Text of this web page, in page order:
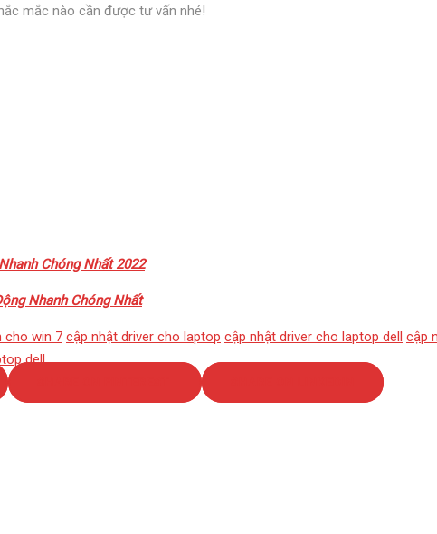
mắc nào cần được tư vấn nhé!
Chóng Nhất 2022
Nhanh Chóng Nhất
cho win 7 cập nhật driver cho laptop cập nhật driver cho laptop dell cập
dell